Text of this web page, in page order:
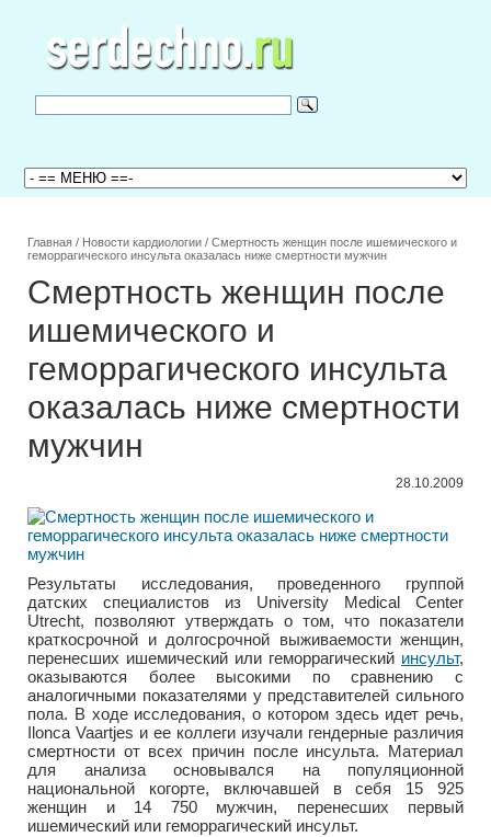
Главная / Новости кардиологии / Смертность женщин после ишемического и
геморрагического инсульта оказалась ниже смертности мужчин
Смертность женщин после
ишемического и
геморрагического инсульта
оказалась ниже смертности
мужчин
28.10.2009
Результаты исследования, проведенного группой
датских специалистов из University Medical Center
Utrecht, позволяют утверждать о том, что показатели
краткосрочной и долгосрочной выживаемости женщин,
перенесших ишемический или геморрагический инсульт,
оказываются более высокими по сравнению с
аналогичными показателями у представителей сильного
пола. В ходе исследования, о котором здесь идет речь,
Ilonca Vaartjes и ее коллеги изучали гендерные различия
смертности от всех причин после инсульта. Материал
для анализа основывался на популяционной
национальной когорте, включавшей в себя 15 925
женщин и 14 750 мужчин, перенесших первый
ишемический или геморрагический инсульт.